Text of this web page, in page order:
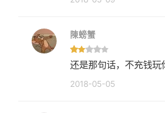
陳螃蟹
还是那句话，不充钱
2018-05-05